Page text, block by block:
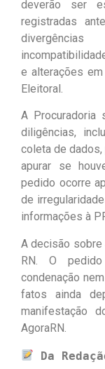
deverão ser
registradas
e alterações
Eleitoral.
A Procuradoria
diligências,
coleta de
apurar se
pedido ocorre
de
informações à
A decisão sobre
RN. O
condenação
fatos ainda
manifestação
AgoraRN.
Da